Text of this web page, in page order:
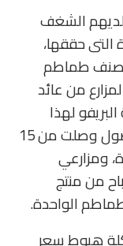
الشغف
التى حققها،
صنف طماطم
من عائد
لهذا
الموسم حقق ربحية أعلى بسعر المحصول وصلت من 15
ومزارعي
من منتج
هبوط سعر